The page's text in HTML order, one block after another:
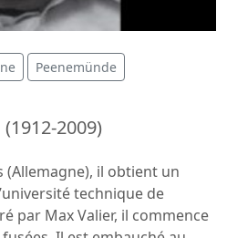
Peenemünde
2009)
(Allemagne), il obtient un
technique de
par Max Valier, il commence